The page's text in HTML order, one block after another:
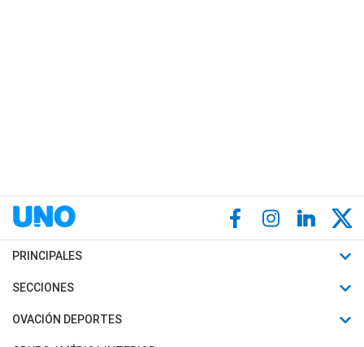
PRINCIPALES
Últimas Noticias
Política
SECCIONES
Horóscopo
OVACIÓN DEPORTES